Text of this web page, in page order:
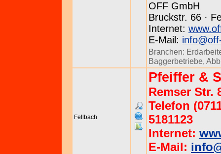
OFF GmbH
Bruckstr. 66 ·
Internet:
E-Mail:
Branchen:
Baggerbetriebe,
Fellbach
Pfeiffer &
Remser Str.
Telefon
5181123
Internet:
E-Mail: